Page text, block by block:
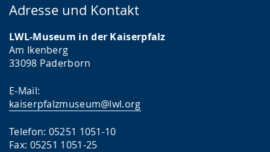
Adresse und Kontakt
LWL-Museum in der Kaiserpfalz
Am Ikenberg
33098 Paderborn
E-Mail:
kaiserpfalzmuseum@lwl.org
Telefon: 05251 1051-10
Fax: 05251 1051-25